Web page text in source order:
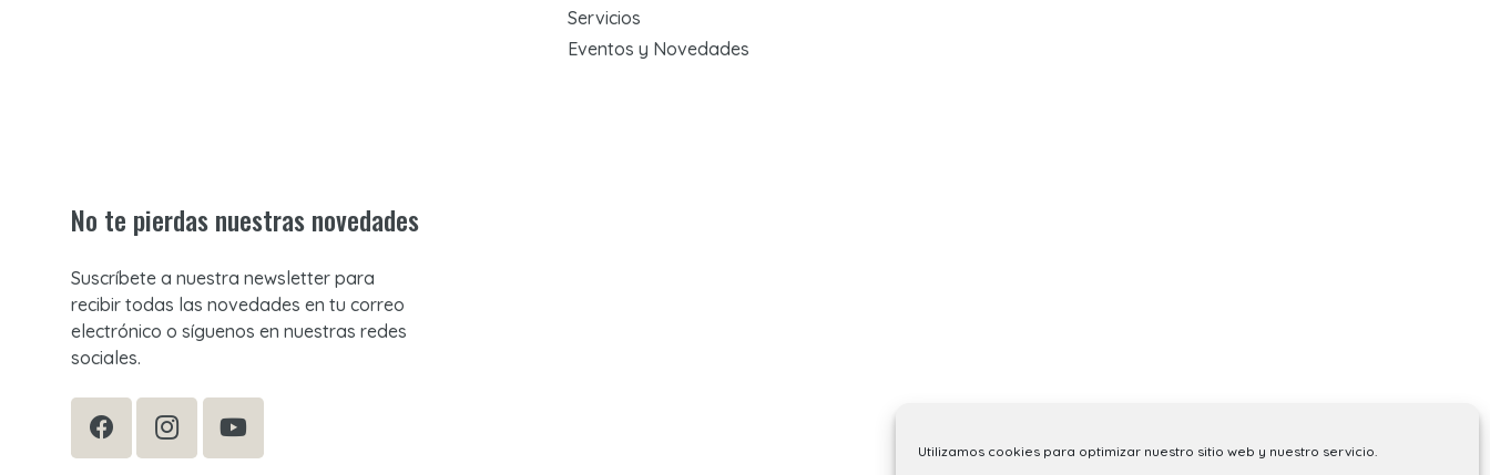
Utilizamos cookies para optimizar nuestro sitio web y nuestro servicio.
Servicios
Eventos y Novedades
No te pierdas nuestras novedades
Suscríbete a nuestra newsletter para
recibir todas las novedades en tu correo
electrónico o síguenos en nuestras redes
sociales.